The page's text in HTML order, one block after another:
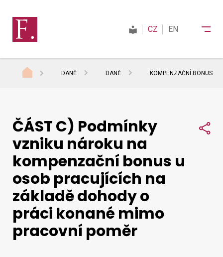
Daně
Mezinárodní spolupráce
Kontakty
CZ EN
DANĚ DANĚ KOMPENZAČNÍ BONUS
ČÁST C) Podmínky
vzniku nároku na
kompenzační bonus u
osob pracujících na
základě dohody o
práci konané mimo
pracovní poměr